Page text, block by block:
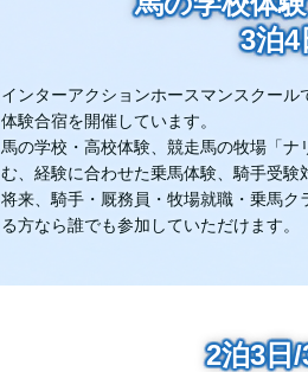
3泊4
インターアクションホースマンスクー
体験合宿を開催しています。
馬の学校・高校体験、競走馬の牧場「
む、経験に合わせた乗馬体験、騎手受験
将来、騎手・厩務員・牧場就職・乗馬
る方なら誰でも参加していただけます。
2泊3日